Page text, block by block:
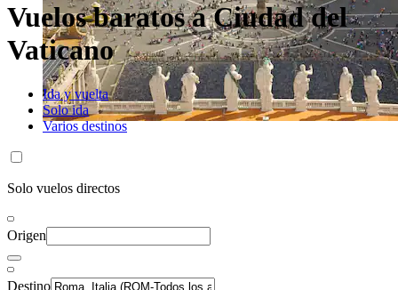
Vuelos baratos a Ciudad del
Vaticano
Ida y vuelta
Solo ida
Varios destinos
Solo vuelos directos
Origen
Destino